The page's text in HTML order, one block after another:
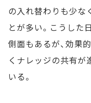
の入れ替わりも少な
とが多い。こうした
側面もあるが、効果
くナレッジの共有が
いる。